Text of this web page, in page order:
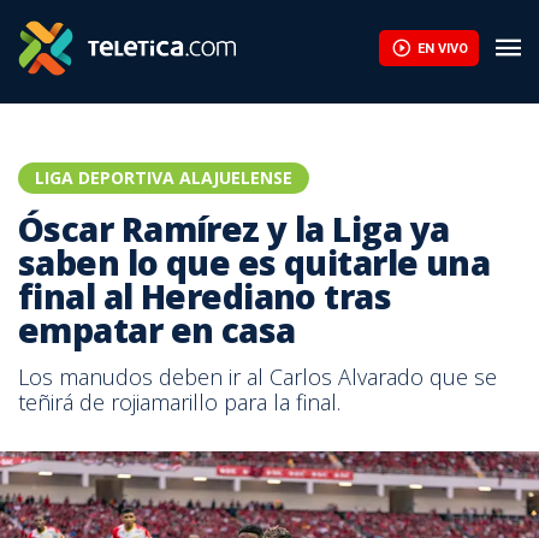
EN VIVO
LIGA DEPORTIVA ALAJUELENSE
Óscar Ramírez y la Liga ya
saben lo que es quitarle una
final al Herediano tras
empatar en casa
Los manudos deben ir al Carlos Alvarado que se
teñirá de rojiamarillo para la final.